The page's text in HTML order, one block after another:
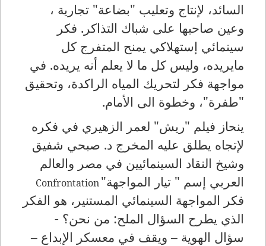
السائد، لإنتاج وتعليب "بضاعة" تجارية ،
وعين صاحبها على شباك التذاكر. فكر
سينمائي إستهلاكي يمنح المتفرج كل
مايريده، وليس كل ما لا يعلم أنه يريده. في
مواجهة فكر لتحريك المياه الراكدة، وتحقيق
"طفرة"، وخطوة الى الأمام.
ينحاز فيلم "ريش" لعمر الزهيري في فكره
لإتجاه يطلق عليه المخرج د. صبحي شفيق
وشيخ النقاد السينمائيين في مصر والعالم
العربي إسم " تيار المواجهة"Confrontation
فكر المواجهة السينمائي المستنير، هو الفكر
الذي يطرح السؤال الملح: من نحن؟ -
سؤال الهوية – ويقف في معسكر الإبداع –